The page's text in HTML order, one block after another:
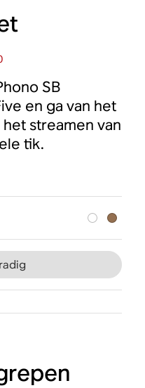
SB
en ga van het
streamen van
tik.